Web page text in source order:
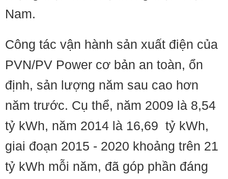
Nam.
Công tác vận hành sản xuất điện của
PVN/PV Power cơ bản an toàn, ổn
định, sản lượng năm sau cao hơn
năm trước. Cụ thể, năm 2009 là 8,54
tỷ kWh, năm 2014 là 16,69 tỷ kWh,
giai đoạn 2015 - 2020 khoảng trên 21
tỷ kWh mỗi năm, đã góp phần đáng